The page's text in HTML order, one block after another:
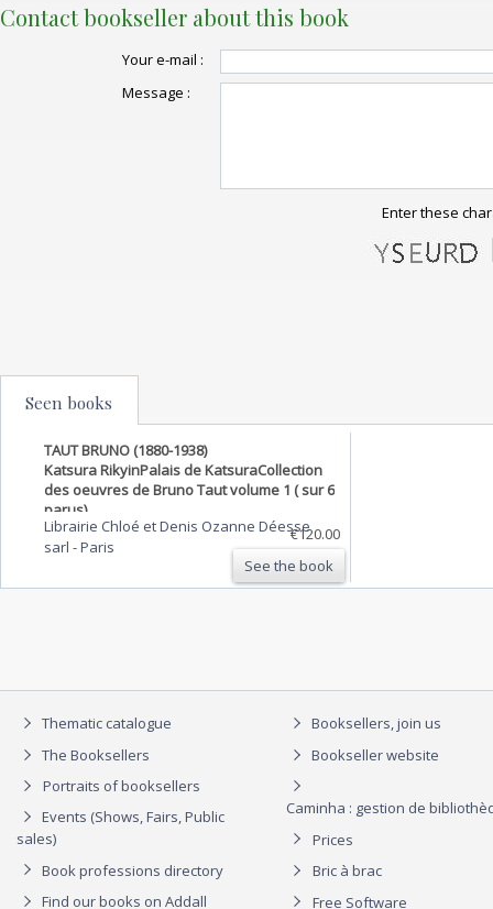
Contact bookseller about this book
Your e-mail :
Message :
Enter these
Seen books
TAUT BRUNO (1880-1938)
Katsura RikyinPalais de KatsuraCollection
des oeuvres de Bruno Taut volume 1 ( sur 6
parus)
Librairie Chloé et Denis Ozanne Déesse
sarl -Paris
€120.00
See the book
Thematic catalogue
The Booksellers
Portraits of booksellers
Events (Shows, Fairs, Public
sales)
Book professions directory
Find our books on Addall
Booksellers, join us
Bookseller website
Caminha : gestion de
Prices
Bric à brac
Free Software